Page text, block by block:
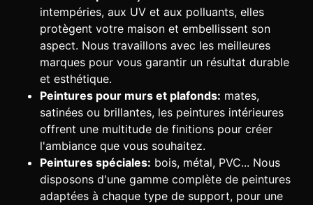
intempéries, aux UV et aux polluants, elles
protègent votre maison et embellissent son
aspect. Nous travaillons avec les meilleures
marques pour vous garantir un résultat durable
et esthétique.
Peintures pour murs et plafonds: mates,
satinées ou brillantes, les peintures intérieures
offrent une multitude de finitions pour créer
l'ambiance que vous souhaitez.
Peintures spéciales: bois, métal, PVC... Nous
disposons d'une gamme complète de peintures
adaptées à chaque type de support, pour une